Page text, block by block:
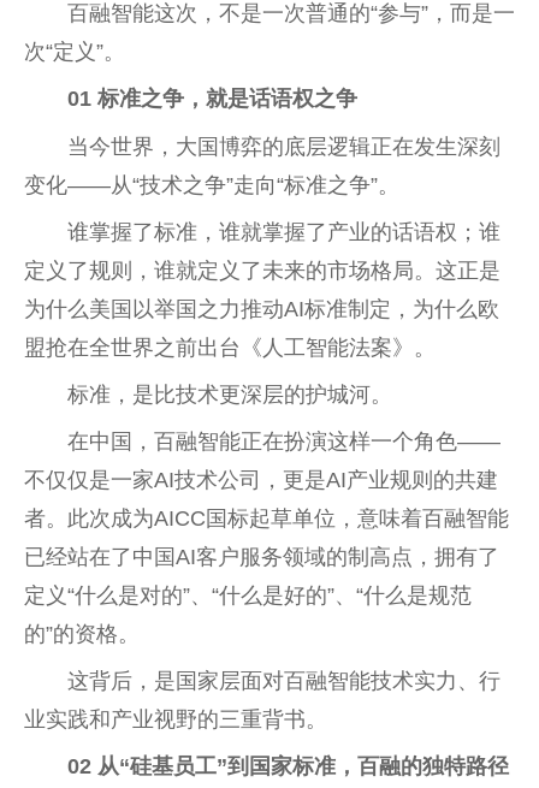
百融智能这次，不是一次普通的“参与”，而是一
次“定义”。
01 标准之争，就是话语权之争
当今世界，大国博弈的底层逻辑正在发生深刻
变化——从“技术之争”走向“标准之争”。
谁掌握了标准，谁就掌握了产业的话语权；谁
定义了规则，谁就定义了未来的市场格局。这正是
为什么美国以举国之力推动AI标准制定，为什么欧
盟抢在全世界之前出台《人工智能法案》。
标准，是比技术更深层的护城河。
在中国，百融智能正在扮演这样一个角色——
不仅仅是一家AI技术公司，更是AI产业规则的共建
者。此次成为AICC国标起草单位，意味着百融智能
已经站在了中国AI客户服务领域的制高点，拥有了
定义“什么是对的”、“什么是好的”、“什么是规范
的”的资格。
这背后，是国家层面对百融智能技术实力、行
业实践和产业视野的三重背书。
02 从“硅基员工”到国家标准，百融的独特路径